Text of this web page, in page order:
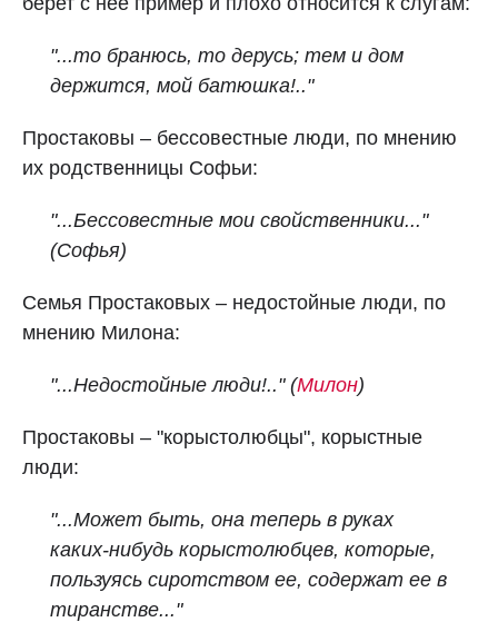
"...то бранюсь, то дерусь; тем и дом
держится, мой батюшка!.."
Простаковы – бессовестные люди, по мнению
их родственницы Софьи:
"...Бессовестные мои свойственники..."
(Софья)
Семья Простаковых – недостойные люди, по
мнению Милона:
"...Недостойные люди!.." (Милон)
Простаковы – "корыстолюбцы", корыстные
люди:
"...Может быть, она теперь в руках
каких-нибудь корыстолюбцев, которые,
пользуясь сиротством ее, содержат ее в
тиранстве..."